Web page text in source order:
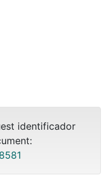
identificador